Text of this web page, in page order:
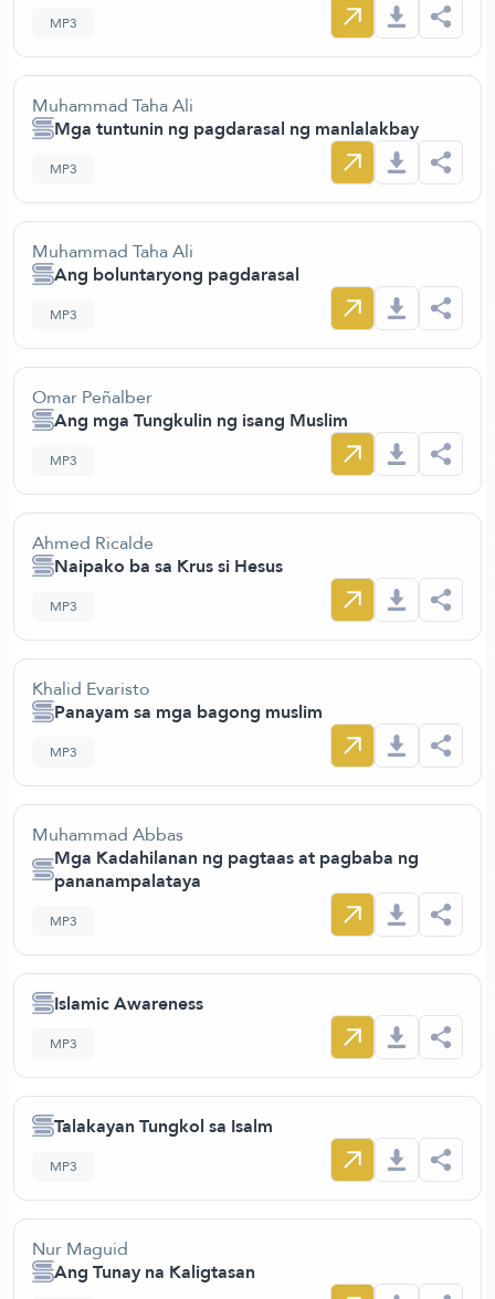
MP3
Muhammad Taha Ali
Mga tuntunin ng pagdarasal ng manlalakbay
MP3
Muhammad Taha Ali
Ang boluntaryong pagdarasal
MP3
Omar Peñalber
Ang mga Tungkulin ng isang Muslim
MP3
Ahmed Ricalde
Naipako ba sa Krus si Hesus
MP3
Khalid Evaristo
Panayam sa mga bagong muslim
MP3
Muhammad Abbas
Mga Kadahilanan ng pagtaas at pagbaba ng
pananampalataya
MP3
Islamic Awareness
MP3
Talakayan Tungkol sa Isalm
MP3
Nur Maguid
Ang Tunay na Kaligtasan